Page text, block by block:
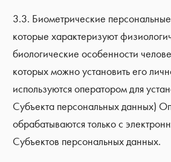
3.3. Биометрические
которые характеризуют
биологические особенности
которых можно установить его
используются оператором для
Субъекта персональных данных)
обрабатываются только с
Субъектов персональных данных.